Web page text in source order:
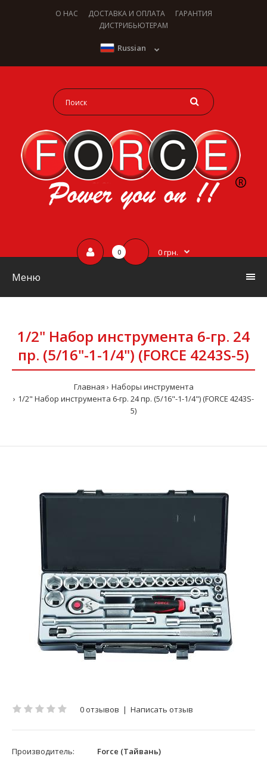
О НАС ДОСТАВКА И ОПЛАТА
ГАРАНТИЯ
ДИСТРИБЬЮТЕРАМ
Russian
0 0 грн.
Меню
1/2" Набор инструмента 6-гр. 24
пр. (5/16"-1-1/4") (FORCE 4243S-5)
Главная
Наборы инструмента
1/2" Набор инструмента 6-гр. 24 пр. (5/16"-1-1/4") (FORCE 4243S-
5)
0 отзывов | Написать отзыв
Производитель:
Force (Тайвань)